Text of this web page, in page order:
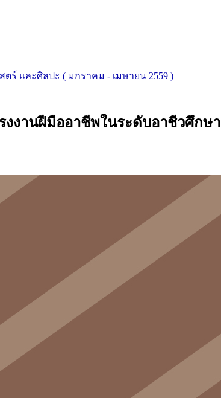
ร์ และศิลปะ ( มกราคม - เมษายน 2559 )
งานฝีมืออาชีพในระดับอาชีวศึกษา